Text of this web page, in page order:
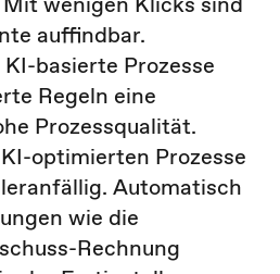
auffindbar.
basierte Prozesse
Regeln eine
Prozessqualität.
optimierten Prozesse
Automatisch
wie die
Rechnung